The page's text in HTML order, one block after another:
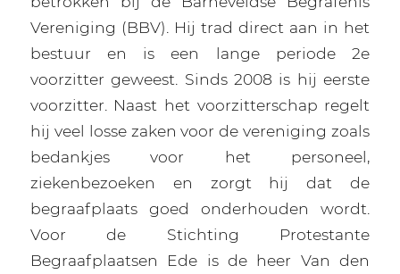
Vereniging (BBV). Hij trad direct aan in het
bestuur en is een lange periode 2e
voorzitter geweest. Sinds 2008 is hij eerste
voorzitter. Naast het voorzitterschap regelt
hij veel losse zaken voor de vereniging zoals
bedankjes voor het personeel,
ziekenbezoeken en zorgt hij dat de
begraafplaats goed onderhouden wordt.
Voor de Stichting Protestante
Begraafplaatsen Ede is de heer Van den